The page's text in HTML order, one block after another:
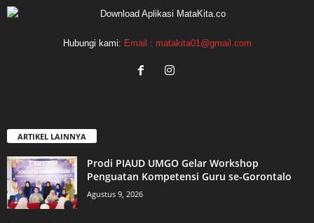
Hubungi kami: Email : matakita01@gmail.com
ARTIKEL LAINNYA
Prodi PIAUD UMGO Gelar Workshop
Penguatan Kompetensi Guru se-Gorontalo
Agustus 9, 2026